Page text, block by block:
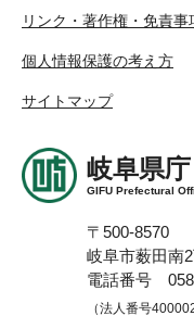
リンク・著作権・免責事
個人情報保護の考え方
サイトマップ
岐阜県庁
GIFU Prefectural
〒500-8570
岐阜市薮田南
電話番号
（法人番号